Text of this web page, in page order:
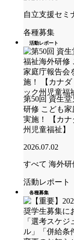
自立支援セミ
各種募集
活動レポート
第50回 資生
研修 こども
実施！ 【カナ
州児童福祉】
2026.07.02
すべて 海外研
活動レポート
各種募集